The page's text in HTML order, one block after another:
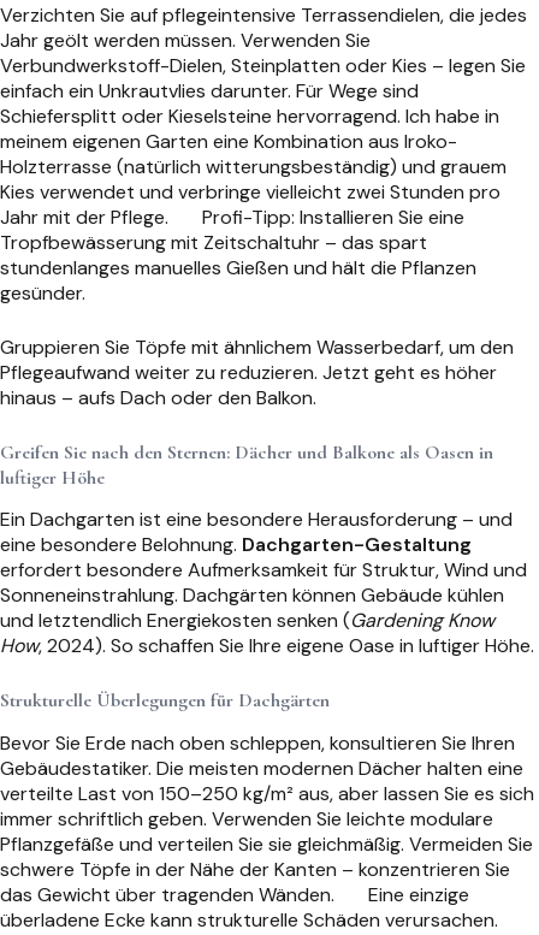
Verzichten Sie auf pflegeintensive Terrassendielen, die jedes
Jahr geölt werden müssen. Verwenden Sie
Verbundwerkstoff-Dielen, Steinplatten oder Kies – legen Sie
einfach ein Unkrautvlies darunter. Für Wege sind
Schiefersplitt oder Kieselsteine hervorragend. Ich habe in
meinem eigenen Garten eine Kombination aus Iroko-
Holzterrasse (natürlich witterungsbeständig) und grauem
Kies verwendet und verbringe vielleicht zwei Stunden pro
Jahr mit der Pflege.
Profi-Tipp: Installieren Sie eine
Tropfbewässerung mit Zeitschaltuhr – das spart
stundenlanges manuelles Gießen und hält die Pflanzen
gesünder.
Gruppieren Sie Töpfe mit ähnlichem Wasserbedarf, um den
Pflegeaufwand weiter zu reduzieren. Jetzt geht es höher
hinaus – aufs Dach oder den Balkon.
Greifen Sie nach den Sternen: Dächer und Balkone als Oasen in
luftiger Höhe
Ein Dachgarten ist eine besondere Herausforderung – und
eine besondere Belohnung. Dachgarten-Gestaltung
erfordert besondere Aufmerksamkeit für Struktur, Wind und
Sonneneinstrahlung. Dachgärten können Gebäude kühlen
und letztendlich Energiekosten senken (Gardening Know
How, 2024). So schaffen Sie Ihre eigene Oase in luftiger Höhe.
Strukturelle Überlegungen für Dachgärten
Bevor Sie Erde nach oben schleppen, konsultieren Sie Ihren
Gebäudestatiker. Die meisten modernen Dächer halten eine
verteilte Last von 150–250 kg/m² aus, aber lassen Sie es sich
immer schriftlich geben. Verwenden Sie leichte modulare
Pflanzgefäße und verteilen Sie sie gleichmäßig. Vermeiden Sie
schwere Töpfe in der Nähe der Kanten – konzentrieren Sie
das Gewicht über tragenden Wänden.
Eine einzige
überladene Ecke kann strukturelle Schäden verursachen.